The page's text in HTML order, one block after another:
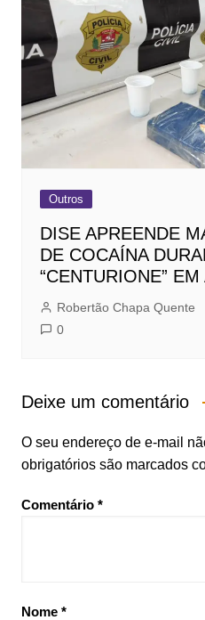
Outros
DISE APREENDE
DE COCAÍNA
“CENTURIONE”
Robertão Chapa Quente
0
Deixe um comentário
O seu endereço de e-mail
obrigatórios são marcados
Comentário *
Nome *